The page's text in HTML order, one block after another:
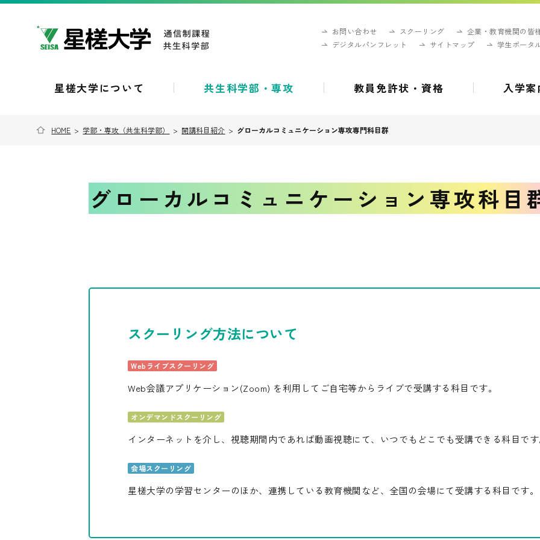
お問い合わせ スクーリング
企業・教育機関の皆
デジタルパンフレット
サイトマップ 学生ポータ
星槎大学について 共生科学部・専攻 教員免許状・資格 入学案
HOME >学部・専攻（共生科学部） > 開講科目紹介 > グローカルコミュニケーション専攻専門科目群
グローカルコミュニケーション専攻科目
スクーリング方法について
Webライブスクーリング
Web会議アプリケーション(Zoom) を利用してご自宅等からライブで受講する科目です。
オンデマンドスクーリング
インターネットを介し、視聴期間内であれば動画視聴にて、いつでもどこでも受講できる科目で
会場スクーリング
星槎大学の学習センターのほか、連携している教育機関など、全国の会場にて受講する科目です。